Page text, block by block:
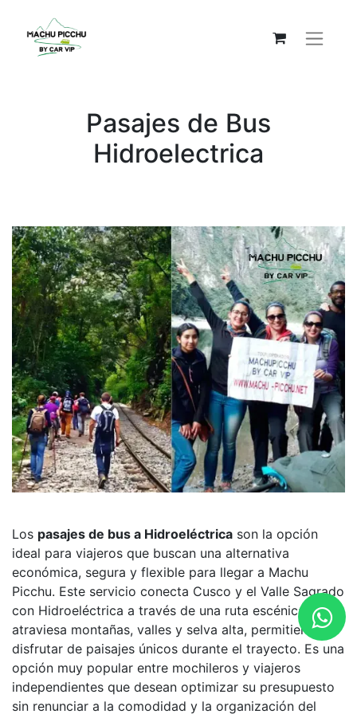
Pasajes de Bus
Hidroelectrica
Los pasajes de bus a Hidroeléctrica son la opción
ideal para viajeros que buscan una alternativa
económica, segura y flexible para llegar a Machu
Picchu. Este servicio conecta Cusco y el Valle Sagrado
con Hidroeléctrica a través de una ruta escénica que
atraviesa montañas, valles y selva alta, permitiendo
disfrutar de paisajes únicos durante el trayecto. Es una
opción muy popular entre mochileros y viajeros
independientes que desean optimizar su presupuesto
sin renunciar a la comodidad y la organización del